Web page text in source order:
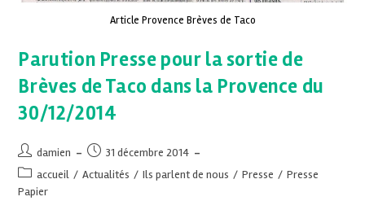
Article Provence Brèves de Taco
Parution Presse pour la sortie de
Brèves de Taco dans la Provence du
30/12/2014
damien
31 décembre 2014
accueil / Actualités / Ils parlent de nous / Presse / Presse
Papier